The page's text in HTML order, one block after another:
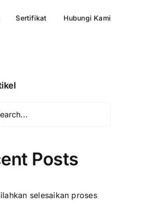
Sertifikat Hubungi Kami
Posts
selesaikan proses